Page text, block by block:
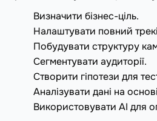
Визначити бізнес-ціль.
Налаштувати повний
Побудувати структуру
Сегментувати аудиторії.
Створити гіпотези для
Аналізувати дані на
Використовувати AI для